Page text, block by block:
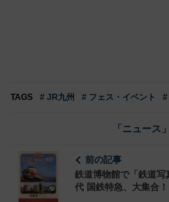
TAGS # JR九州 # フェス・イベント #
「ニュース
前の記事
鉄道博物館で「鉄道
代 国鉄特急、大集合